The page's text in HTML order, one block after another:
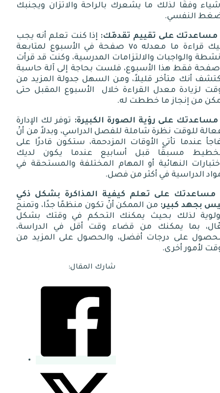
وفقًا لذلك ما يشعرك بالراحة والاتزان ويجنبك
النفسي.
مساعدتك على تقييم تقدمّك: إذا كنت تعلم أنه يجب
قراءة ما معدله
صفحة في الأسبوع لمتابعة
والواجبات والالتزامات المدرسية، وكنت قد قرأت
صفحة فقط هذا الأسبوع، فلست بحاجة إلى آلة حاسبة
أنك متأخر قليلاً، ومن السهل جدولة المزيد من
لزيادة معدل القراءة خلال
الأسبوع المقبل حتى
من إنجاز ما خططت له.
مساعدتك على رؤية الصورة الكبيرة: توفر لك الإدارة
للوقت نظرة شاملة للفصل الدراسي، وبدلاً من أنْ
عندما تأتي الأوقات المزدحمة، ستكون قادرًا على
مسبقًا قبل أسابيع عندما يكون لديك
النهائية أو المهام المختلفة والمستحقة في
الدراسية في أكثر من فصل.
مساعدتك على تعلم كيفية المذاكرة بشكل ذكي
بجهد كبير: من الممكن أنْ تكون منظمًا جدًا، وتمنح
لذلك بحيث يمكنك التحكم في وقتك بشكل
بما يمكنك من قضاء وقت أقل في الدراسة،
على درجات أفضل، والحصول على المزيد من
لأمور أخرى.
شارك المقال: